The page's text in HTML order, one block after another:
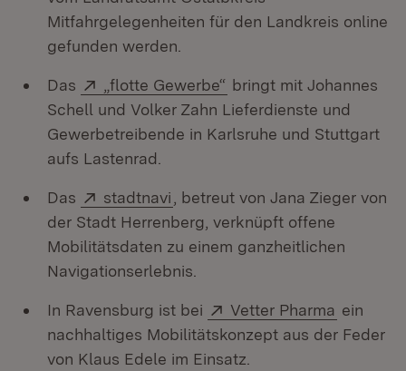
Mitfahrgelegenheiten für den Landkreis online
gefunden werden.
Das Extern:
„flotte Gewerbe“ (Öffnet in neuem
bringt mit Johannes
Schell und Volker Zahn Lieferdienste und
Gewerbetreibende in Karlsruhe und Stuttgart
aufs Lastenrad.
Das Extern:
stadtnavi (Öffnet in neuem Fenster)
, betreut von Jana Zieger von
der Stadt Herrenberg, verknüpft offene
Mobilitätsdaten zu einem ganzheitlichen
Navigationserlebnis.
In Ravensburg ist bei Extern:
Vetter Pharma (Öffnet
ein
nachhaltiges Mobilitätskonzept aus der Feder
von Klaus Edele im Einsatz.